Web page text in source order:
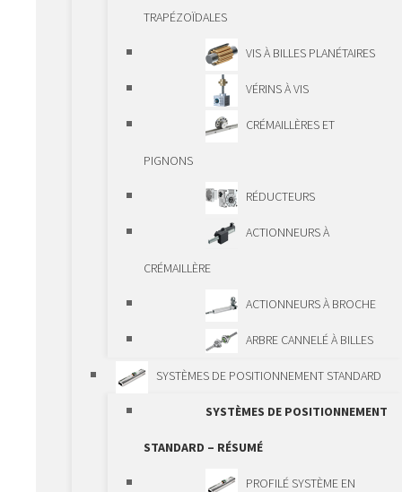
BILLES
GUIDAGES À GALETS
GUIDAGES À BILLES
GUIDAGES
GUIDAGES DE
ÉLÉMENTS D’ENTRAÎNEMENT
ÉLÉMENTS
D’ENTRAÎNEMENT – RÉSUMÉ
VIS À BILLES
BROCHES FILETÉES
TRAPÉZOÏDALES
TRAPÉZOÏDALES
VIS À BILLES PLANÉTAIRES
VÉRINS À VIS
CRÉMAILLÈRES ET
PIGNONS
RÉDUCTEURS
ACTIONNEURS À
CRÉMAILLÈRE
ACTIONNEURS À BROCHE
ARBRE CANNELÉ À BILLES
SYSTÈMES DE POSITIONNEMENT STANDARD
SYSTÈMES DE POSITIONNEMENT
STANDARD – RÉSUMÉ
PROFILÉ SYSTÈME EN